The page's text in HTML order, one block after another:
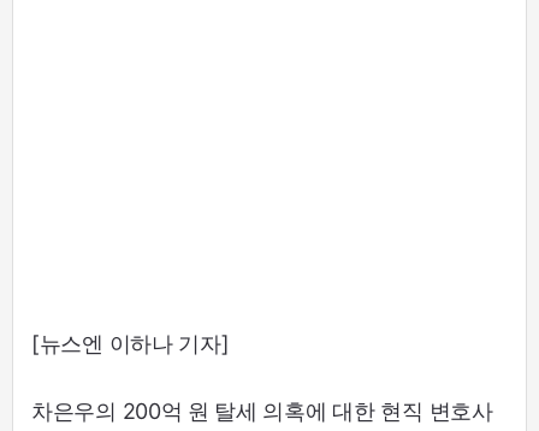
[뉴스엔 이하나 기자]
차은우의 200억 원 탈세 의혹에 대한 현직 변호사